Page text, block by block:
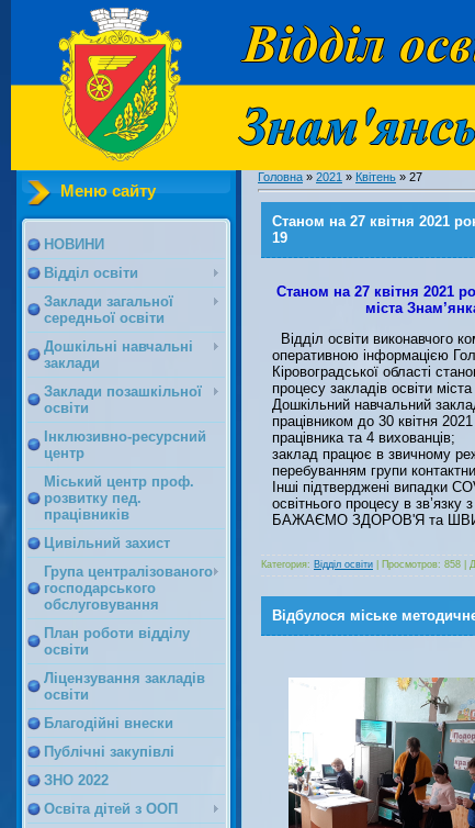
Меню сайту
НОВИНИ
Відділ освіти
Заклади загальної
середньої освіти
Дошкільні навчальні
заклади
Заклади позашкільної
освіти
Інклюзивно-ресурсний
центр
Міський центр проф.
розвитку пед.
працівників
Цивільний захист
Група централізованого
господарського
обслуговування
План роботи відділу
освіти
Ліцензування закладів
освіти
Благодійні внески
Публічні закупівлі
ЗНО 2022
Освіта дітей з ООП
Головна » 2021 » Квітень » 27
Станом на 27 квітня 2021
19
Станом на 27 квітня 2021
міста
Відділ освіти виконавчого
оперативною інформацією
Кіровоградської області
процесу закладів освіти
Дошкільний навчальний
працівником до 30 квітня
працівника та 4 вихованців;
заклад працює в звичному
перебуванням групи
Інші підтверджені випадки
освітнього процесу в
БАЖАЄМО ЗДОРОВ'Я та
Категория: Відділ освіти Просмотров: 858
Відбулося міське